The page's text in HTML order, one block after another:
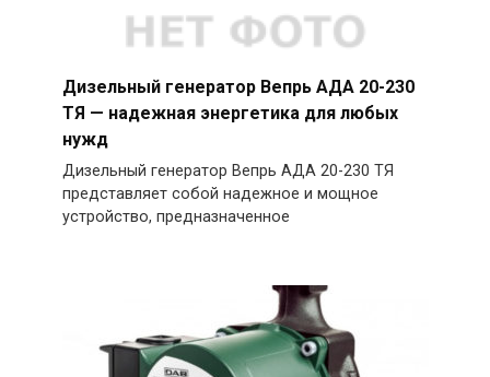
Дизельный генератор Вепрь АДА 20-230
ТЯ — надежная энергетика для любых
нужд
Дизельный генератор Вепрь АДА 20-230 ТЯ
представляет собой надежное и мощное
устройство, предназначенное